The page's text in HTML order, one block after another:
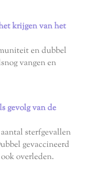
krijgen van het
en dubbel
vangen en
gevolg van de
sterfgevallen
gevaccineerd
overleden.